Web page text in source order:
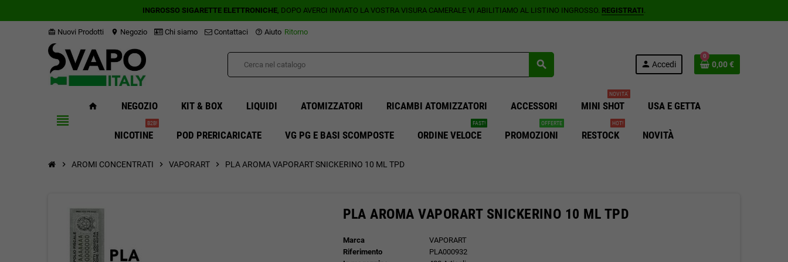
INGROSSO SIGARETTE ELETTRONICHE, DOPO AVERCI INVIATO LA VOSTRA VISURA CAMERALE VI ABILITIAMO AL LISTINO INGROSSO. REGISTRATI.
card_giftcard Nuovi Prodotti location_on Negozio Chi siamo Contattaci help_outline Aiuto Ritorno
search person Accedi
0
0,00 €
view_headline
home NEGOZIO KIT & BOX LIQUIDI ATOMIZZATORI RICAMBI ATOMIZZATORI ACCESSORI MINI SHOT
NOVITA'
USA E GETTA
NICOTINE
B2B!
POD PRERICARICATE VG PG E BASI SCOMPOSTE ORDINE VELOCE
FAST!
PROMOZIONI
OFFERTE
RESTOCK
HOT!
NOVITÀ
chevron_right AROMI CONCENTRATI chevron_right VAPORART chevron_right PLA AROMA VAPORART SNICKERINO 10 ML TPD
PLA AROMA VAPORART SNICKERINO 10 ML TPD
Marca
VAPORART
Riferimento
PLA000932